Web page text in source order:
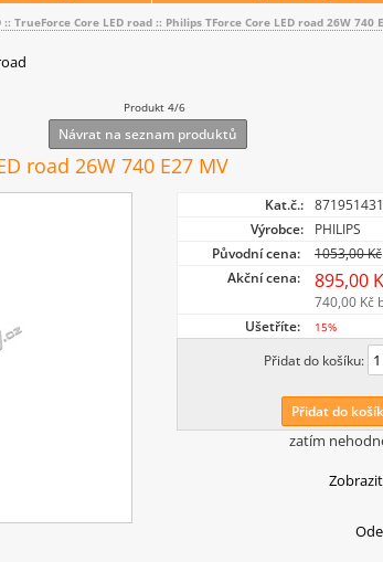
:: TrueForce Core LED road :: Philips TForce Core LED road 26W 740
Produkt 4/6
Návrat na seznam produktů
road 26W 740 E27 MV
Kat.č.:
Výrobce:
PHILIPS
Původní cena:
1053,00 Kč
Akční cena:
895,00
740,00 Kč
Ušetříte:
15%
Přidat do košíku:
Přidat do
zatím